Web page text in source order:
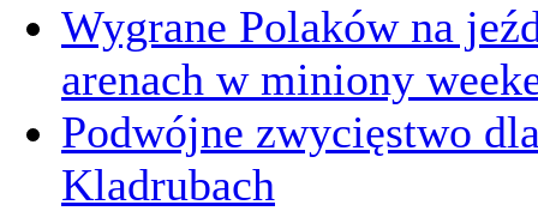
Wygrane Polaków na
arenach w miniony
Podwójne zwycięstwo
Kladrubach